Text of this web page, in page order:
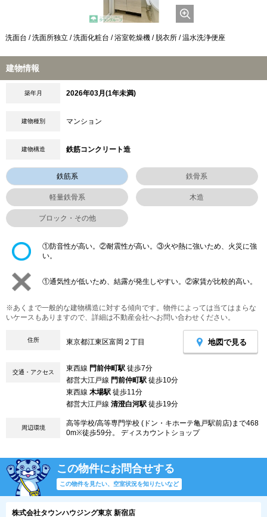
洗面台 / 洗面所独立 / 洗面化粧台 / 浴室乾燥機 / 脱衣所 / 温水洗浄便座
建物情報
築年月 2026年03月(1年未満)
建物種別 マンション
建物構造 鉄筋コンクリート造
鉄筋系 鉄骨系
軽量鉄骨系 木造
ブロック・その他
①防音性が高い。②耐震性が高い。③火や熱に強いため、火災に強
い。
①通気性が低いため、結露が発生しやすい。②家賃が比較的高い。
※あくまで一般的な建物構造に対する傾向です。物件によっては当てはまらな
いケースもありますので、詳細は不動産会社へお問い合わせください。
住所 東京都江東区富岡２丁目 地図で見る
交通・アクセス 東西線 門前仲町駅 徒歩7分
都営大江戸線 門前仲町駅 徒歩10分
東西線 木場駅 徒歩11分
都営大江戸線 清澄白河駅 徒歩19分
周辺環境
高等学校/高等専門学校 (ドン・キホーテ亀戸駅前店)まで468
0m※徒歩59分。 ディスカウントショップ
この物件にお問合せする
この物件を見たい、空室状況を知りたいなど
株式会社タウンハウジング東京 新宿店